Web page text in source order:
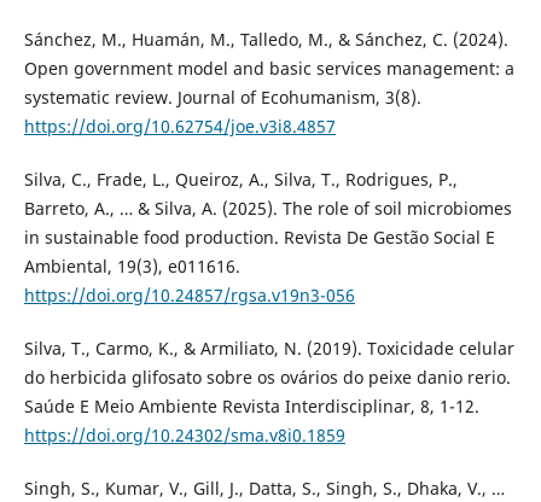
Sánchez, M., Huamán, M., Talledo, M., & Sánchez, C. (2024).
Open government model and basic services management: a
systematic review. Journal of Ecohumanism, 3(8).
https://doi.org/10.62754/joe.v3i8.4857
Silva, C., Frade, L., Queiroz, A., Silva, T., Rodrigues, P.,
Barreto, A., … & Silva, A. (2025). The role of soil microbiomes
in sustainable food production. Revista De Gestão Social E
Ambiental, 19(3), e011616.
https://doi.org/10.24857/rgsa.v19n3-056
Silva, T., Carmo, K., & Armiliato, N. (2019). Toxicidade celular
do herbicida glifosato sobre os ovários do peixe danio rerio.
Saúde E Meio Ambiente Revista Interdisciplinar, 8, 1-12.
https://doi.org/10.24302/sma.v8i0.1859
Singh, S., Kumar, V., Gill, J., Datta, S., Singh, S., Dhaka, V., …